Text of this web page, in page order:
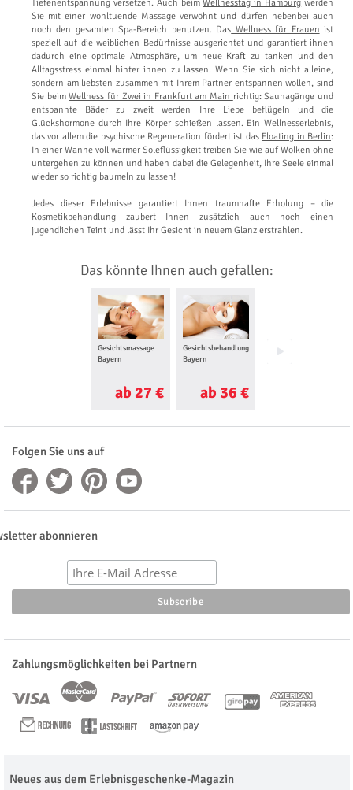
Tiefenentspannung versetzen. Auch beimWellnesstag in Hamburg werden
Sie mit einer wohltuende Massage verwöhnt und dürfen nebenbei auch
noch den gesamten Spa-Bereich benutzen. Das Wellness für Frauen ist
speziell auf die weiblichen Bedürfnisse ausgerichtet und garantiert ihnen
dadurch eine optimale Atmosphäre, um neue Kraft zu tanken und den
Alltagsstress einmal hinter ihnen zu lassen. Wenn Sie sich nicht alleine,
sondern am liebsten zusammen mit Ihrem Partner entspannen wollen, sind
Sie beimWellness für Zwei in Frankfurt am Main richtig: Saunagänge und
entspannte Bäder zu zweit werden Ihre Liebe beflügeln und die
Glückshormone durch Ihre Körper schießen lassen. Ein Wellnesserlebnis,
das vor allem die psychische Regeneration fördert ist das Floating in Berlin:
In einer Wanne voll warmer Soleflüssigkeit treiben Sie wie auf Wolken ohne
untergehen zu können und haben dabei die Gelegenheit, Ihre Seele einmal
wieder so richtig baumeln zu lassen!
Jedes dieser Erlebnisse garantiert Ihnen traumhafte Erholung – die
Kosmetikbehandlung zaubert Ihnen zusätzlich auch noch einen
jugendlichen Teint und lässt Ihr Gesicht in neuem Glanz erstrahlen.
Das könnte Ihnen auch gefallen:
Gesichtsmassage
Bayern
ab 27 €
Gesichtsbehandlung
Bayern
ab 36 €
Wellness für
Folgen Sie uns auf
abonnieren
Zahlungsmöglichkeiten bei Partnern
Neues aus dem Erlebnisgeschenke-Magazin